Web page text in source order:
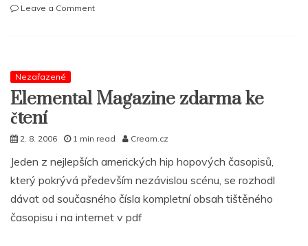
Leave a Commenton
Nezařazené
Elemental Magazine zdarma ke
čtení
2. 8. 2006 1 min read Cream.cz
Jeden z nejlepších amerických hip hopových časopisů,
který pokrývá především nezávislou scénu, se rozhodl
dávat od současného čísla kompletní obsah tištěného
časopisu i na internet v pdf